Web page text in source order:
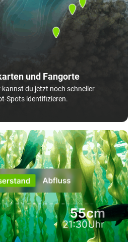
und Fangorte
kannst du jetzt noch schneller
Spots identifizieren.